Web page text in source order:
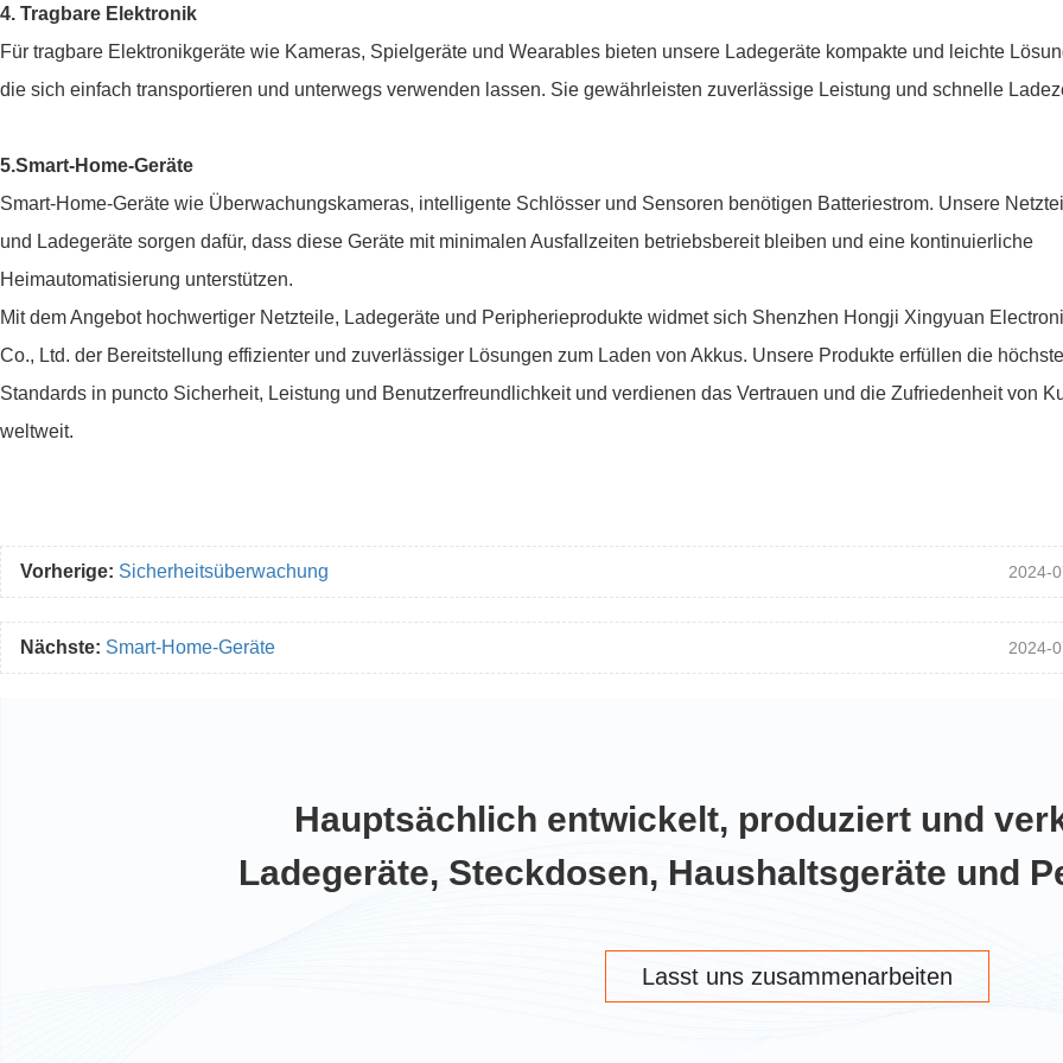
4. Tragbare Elektronik
Für tragbare Elektronikgeräte wie Kameras, Spielgeräte und Wearables bieten unsere Ladegeräte kompakte und leichte
die sich einfach transportieren und unterwegs verwenden lassen. Sie gewährleisten zuverlässige Leistung und schnelle
5.Smart-Home-Geräte
Smart-Home-Geräte wie Überwachungskameras, intelligente Schlösser und Sensoren benötigen Batteriestrom. Unsere
und Ladegeräte sorgen dafür, dass diese Geräte mit minimalen Ausfallzeiten betriebsbereit bleiben und eine kontinuierliche
Heimautomatisierung unterstützen.
Mit dem Angebot hochwertiger Netzteile, Ladegeräte und Peripherieprodukte widmet sich Shenzhen Hongji Xingyuan
Co., Ltd. der Bereitstellung effizienter und zuverlässiger Lösungen zum Laden von Akkus. Unsere Produkte erfüllen die
Standards in puncto Sicherheit, Leistung und Benutzerfreundlichkeit und verdienen das Vertrauen und die Zufriedenheit von
weltweit.
Vorherige: Sicherheitsüberwachung 2024-
Nächste: Smart-Home-Geräte 2024-
Hauptsächlich entwickelt, produziert und
Ladegeräte, Steckdosen, Haushaltsgeräte und
Lasst uns zusammenarbeiten